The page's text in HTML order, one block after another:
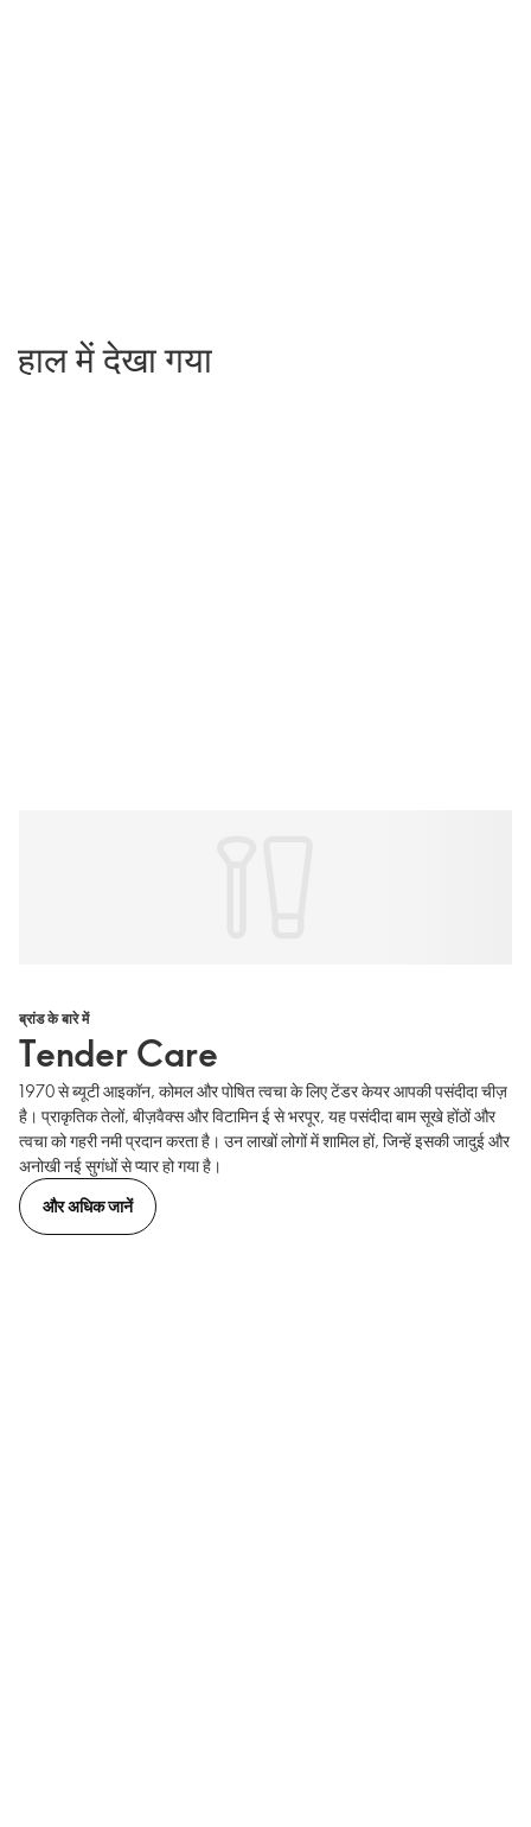
हाल में देखा गया
ब्रांड के बारे में
Tender Care
1970 से ब्यूटी आइकॉन, कोमल और पोषित त्वचा के लिए टेंडर केयर आपकी पसंदीदा चीज़
है। प्राकृतिक तेलों, बीज़वैक्स और विटामिन ई से भरपूर, यह पसंदीदा बाम सूखे होंठों और
त्वचा को गहरी नमी प्रदान करता है। उन लाखों लोगों में शामिल हों, जिन्हें इसकी जादुई और
अनोखी नई सुगंधों से प्यार हो गया है।
और अधिक जानें